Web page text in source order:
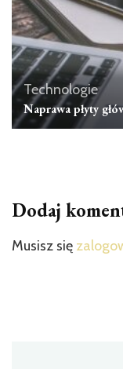
Technologie
Naprawa płyty
Dodaj
Musisz się